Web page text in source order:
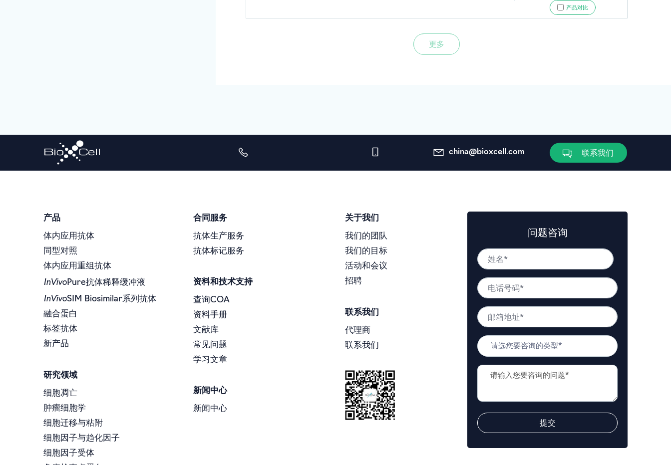
产品对比
更多
china@bioxcell.com 联系我们
产品
体内应用抗体
同型对照
体内应用重组抗体
InVivoPure抗体稀释缓冲液
InVivoSIM Biosimilar系列抗体
融合蛋白
标签抗体
新产品
研究领域
细胞凋亡
肿瘤细胞学
细胞迁移与粘附
细胞因子与趋化因子
细胞因子受体
合同服务
抗体生产服务
抗体标记服务
资料和技术支持
查询COA
资料手册
文献库
常见问题
学习文章
新闻中心
新闻中心
关于我们
我们的团队
我们的目标
活动和会议
招聘
联系我们
代理商
联系我们
问题咨询
姓
名
址
*
题
*
题
提交